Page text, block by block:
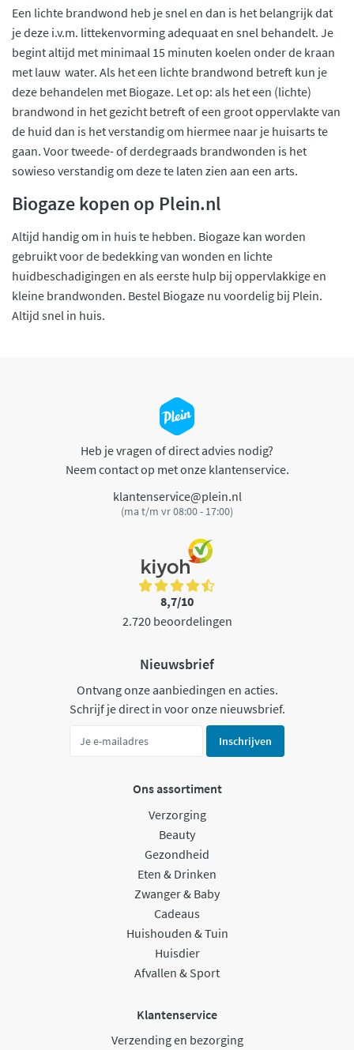
Een lichte brandwond heb je snel en dan is het belangrijk dat
je deze i.v.m. littekenvorming adequaat en snel behandelt. Je
begint altijd met minimaal 15 minuten koelen onder de kraan
met lauw water. Als het een lichte brandwond betreft kun je
deze behandelen met Biogaze. Let op: als het een (lichte)
brandwond in het gezicht betreft of een groot oppervlakte van
de huid dan is het verstandig om hiermee naar je huisarts te
gaan. Voor tweede- of derdegraads brandwonden is het
sowieso verstandig om deze te laten zien aan een arts.
Biogaze kopen op Plein.nl
Altijd handig om in huis te hebben. Biogaze kan worden
gebruikt voor de bedekking van wonden en lichte
huidbeschadigingen en als eerste hulp bij oppervlakkige en
kleine brandwonden. Bestel Biogaze nu voordelig bij Plein.
Altijd snel in huis.
Heb je vragen of direct advies nodig?
Neem contact op met onze klantenservice.
klantenservice@plein.nl
(ma t/m vr 08:00 - 17:00)
8,7/10
2.720 beoordelingen
Nieuwsbrief
Ontvang onze aanbiedingen en acties.
Schrijf je direct in voor onze nieuwsbrief.
Inschrijven
Ons assortiment
Verzorging
Beauty
Gezondheid
Eten & Drinken
Zwanger & Baby
Cadeaus
Huishouden & Tuin
Huisdier
Afvallen & Sport
Klantenservice
Verzending en bezorging